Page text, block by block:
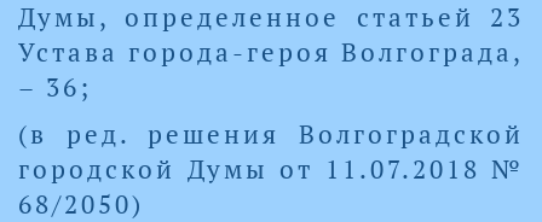
Думы, определенное статьей 23
Устава города-героя Волгограда,
– 36;
(в ред. решения Волгоградской
городской Думы от 11.07.2018 №
68/2050)